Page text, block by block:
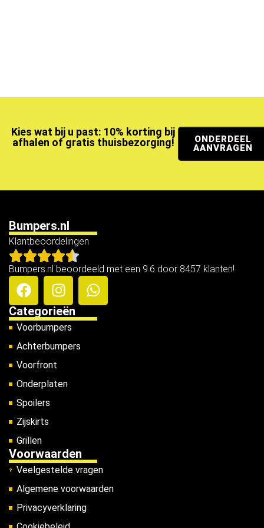
Kies wat bij u past: 10% korting bij
afhalen of gratis thuisbezorging!
ONDERDEEL
AANVRAGEN
Bumpers.nl
Klantbeoordelingen
Bumpers.nl beoordeeld met een 9.6 door 8457 klanten!
Categorieën
Voorbumpers
Achterbumpers
Voorfront
Onderplaten
Spoilers
Zijskirts
Grillen
Voorwaarden
Veelgestelde vragen
Algemene voorwaarden
Privacyverklaring